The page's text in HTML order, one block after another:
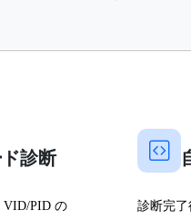
診断
VID/PID の
診断完了